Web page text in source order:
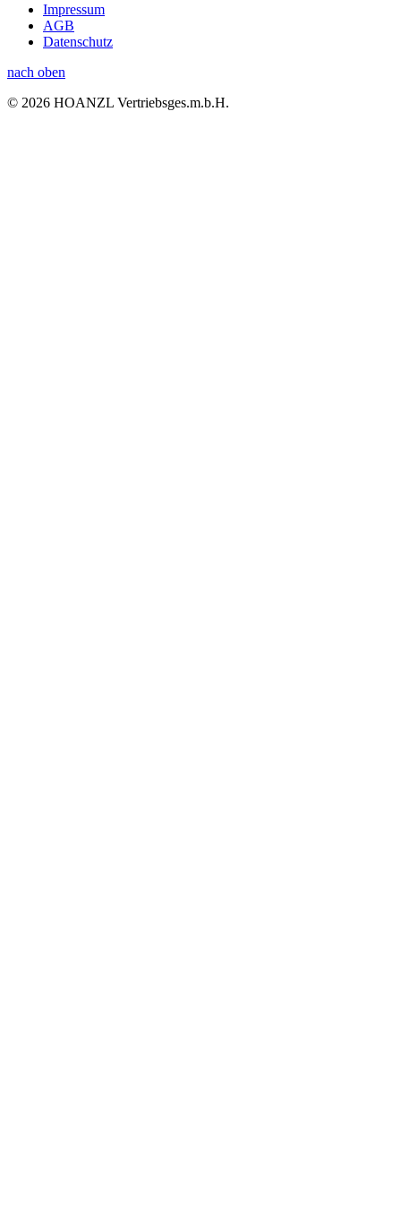
Impressum
AGB
Datenschutz
nach oben
© 2026 HOANZL Vertriebsges.m.b.H.